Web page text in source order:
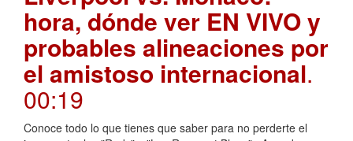
hora, dónde ver EN VIVO y
probables alineaciones por
el amistoso internacional.
00:19
Conoce todo lo que tienes que saber para no perderte el